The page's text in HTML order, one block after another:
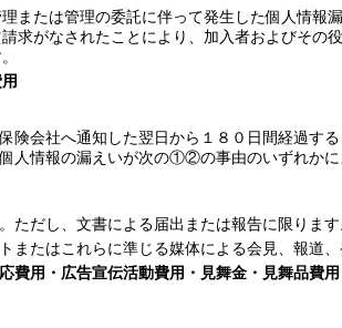
または管理の委託に伴って発生した個人情報
求がなされたことにより、加入者およびその
会社へ通知した翌日から１８０日間経過す
人情報の漏えいが次の①②の事由のいずれか
だし、文書による届出または報告に限ります
たはこれらに準じる媒体による会見、報道、
費用・広告宣伝活動費用・見舞金・見舞品費